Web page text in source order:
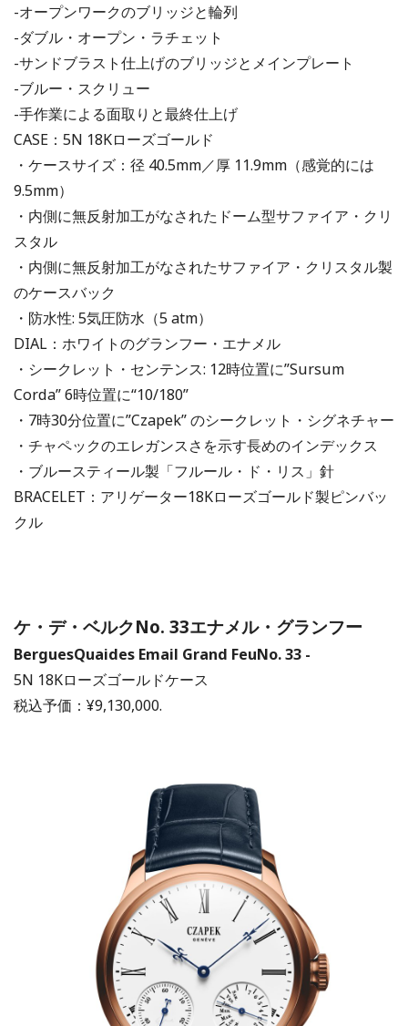
-オープンワークのブリッジと輪列
-ダブル・オープン・ラチェット
-サンドブラスト仕上げのブリッジとメインプレート
-ブルー・スクリュー
-手作業による面取りと最終仕上げ
CASE：5N 18Kローズゴールド
・ケースサイズ：径 40.5mm／厚 11.9mm（感覚的には
9.5mm）
・内側に無反射加工がなされたドーム型サファイア・クリ
スタル
・内側に無反射加工がなされたサファイア・クリスタル製
のケースバック
・防水性: 5気圧防水（5 atm）
DIAL：ホワイトのグランフー・エナメル
・シークレット・センテンス: 12時位置に”Sursum
Corda” 6時位置に“10/180”
・7時30分位置に”Czapek” のシークレット・シグネチャー
・チャペックのエレガンスさを示す長めのインデックス
・ブルースティール製「フルール・ド・リス」針
BRACELET：アリゲーター18Kローズゴールド製ピンバッ
クル
ケ・デ・ベルクNo. 33エナメル・グランフー
BerguesQuaides Email Grand FeuNo. 33 -
5N 18Kローズゴールドケース
税込予価：¥9,130,000.